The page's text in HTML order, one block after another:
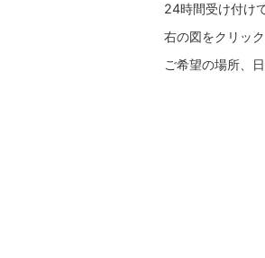
24時間受け付け
右の図をクリッ
ご希望の場所、